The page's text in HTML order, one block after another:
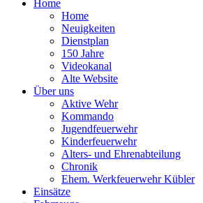
Home
Home
Neuigkeiten
Dienstplan
150 Jahre
Videokanal
Alte Website
Über uns
Aktive Wehr
Kommando
Jugendfeuerwehr
Kinderfeuerwehr
Alters- und Ehrenabteilung
Chronik
Ehem. Werkfeuerwehr Kübler
Einsätze